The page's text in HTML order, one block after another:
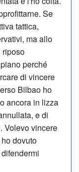
Se
tattica,
ma allo
riposo
perché
di vincere
Bilbao ho
ancora in lizza
e di
Volevo vincere
dovuto